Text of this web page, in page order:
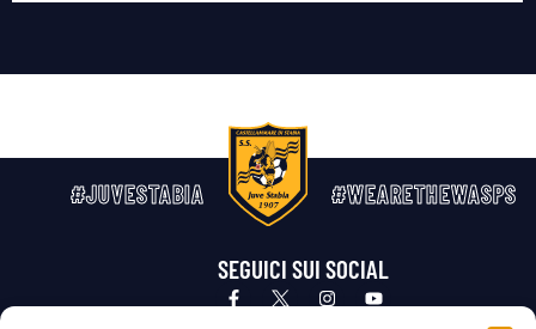
#JUVESTABIA #WEARETHEWASPS
SEGUICI SUI SOCIAL